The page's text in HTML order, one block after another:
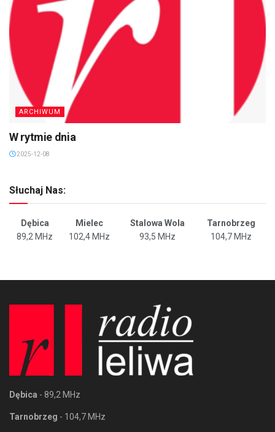
ARCHIWUM
W rytmie dnia
2025-12-08
Słuchaj Nas:
Dębica Mielec Stalowa Wola
Tarnobrzeg
89,2 MHz
102,4 MHz 93,5 MHz 104,7 MHz
Dębica - 89,2 MHz
Tarnobrzeg - 104,7 MHz